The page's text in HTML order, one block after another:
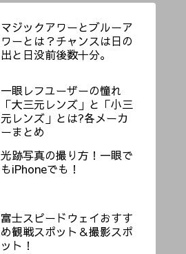
マジックアワーとブルーア
ワーとは？チャンスは日の
出と日没前後数十分。
一眼レフユーザーの憧れ
「大三元レンズ」と「小三
元レンズ」とは?各メーカ
ーまとめ
光跡写真の撮り方！一眼で
もiPhoneでも！
富士スピードウェイおすす
め観戦スポット＆撮影スポ
ット！